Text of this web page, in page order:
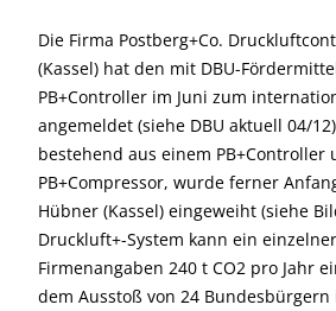
Die Firma Postberg+Co.
(Kassel) hat den mit DBU-
PB+Controller im Juni zum
angemeldet (siehe DBU aktuell 04/
bestehend aus einem PB+Controller
PB+Compressor, wurde ferner
Hübner (Kassel) eingeweiht (siehe
Druckluft+-System kann ein
Firmenangaben 240 t CO2 pro Jahr
dem Ausstoß von 24